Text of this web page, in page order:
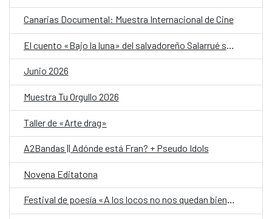
Canarias Documental: Muestra Internacional de Cine
Junio 2026
Muestra Tu Orgullo 2026
Taller de «Arte drag»
A2Bandas || Adónde está Fran? + Pseudo Idols
Novena Editatona
Festival de poesía «A los locos no nos quedan bien los nombres» 2026